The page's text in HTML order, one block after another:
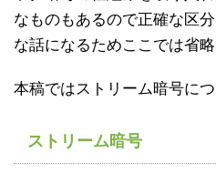
なものもあるので正確な区
な話になるためここでは省略
本稿ではストリーム暗号につ
ストリーム暗号